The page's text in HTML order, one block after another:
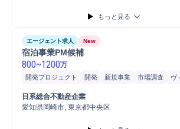
もっと見る
エージェント求人 New
宿泊事業PM候補
800~1200万
開発プロジェクト 開発 新規事業 市場調査
ヴ
プロジェクトマネジメント
日系総合不動産企業
愛知県岡崎市, 東京都中央区